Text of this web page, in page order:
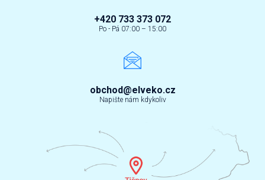
+420 733 373 072
Po - Pá 07:00 – 15:00
obchod@elveko.cz
Napište nám kdykoliv